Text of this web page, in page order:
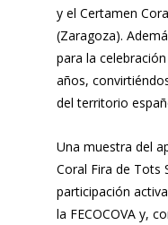
y el Certamen
(Zaragoza).
para la
años,
del territorio
Una muestra del
Coral Fira de Tots
participación
la FECOCOVA y,